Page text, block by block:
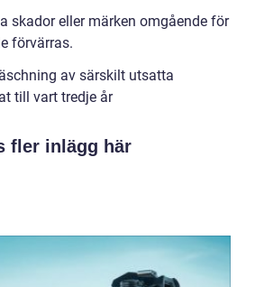
skador eller märken omgående för
förvärras.
av särskilt utsatta
till vart tredje år
fler inlägg här